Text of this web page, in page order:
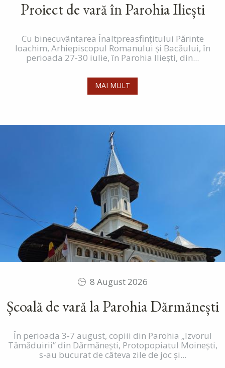
Proiect de vară în Parohia Iliești
Cu binecuvântarea Înaltpreasfințitului Părinte
Ioachim, Arhiepiscopul Romanului și Bacăului, în
perioada 27-30 iulie, în Parohia Iliești, din...
MAI MULT
8 August 2026
Școală de vară la Parohia Dărmănești
În perioada 3-7 august, copiii din Parohia „Izvorul
Tămăduirii” din Dărmănești, Protopopiatul Moinești,
s-au bucurat de câteva zile de joc și...